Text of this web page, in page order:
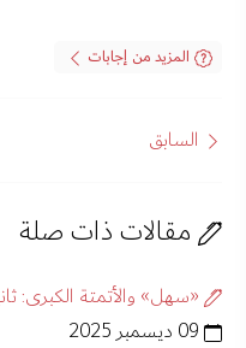
المزيد من إجابات
السابق
مقالات ذات صلة
«سهل» والأتمتة الكبرى: